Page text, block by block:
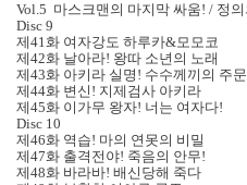
Vol.5 마스크맨의 마지막 싸움! / 정
Disc 9
제41화 여자강도 하루카&모모코
제42화 날아라! 왕따 소년의 노래
제43화 아키라 실명! 수수께끼의 주문
제44화 변신! 지제검사 아키라
제45화 이가무 왕자! 너는 여자다!
Disc 10
제46화 역습! 마의 연못의 비밀
제47화 출격전야! 죽음의 안무!
제48화 바라바! 배신당해 죽다